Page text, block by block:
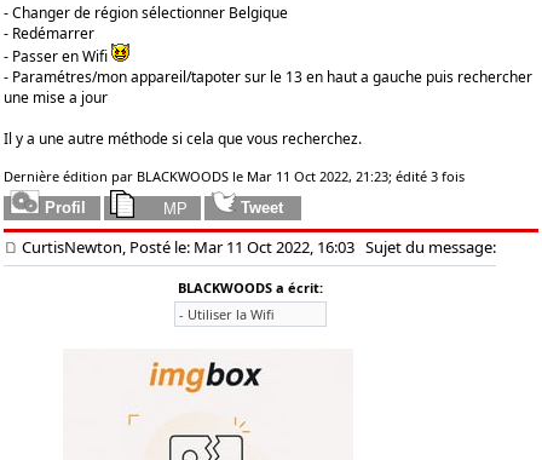
- Changer de région sélectionner Belgique
- Redémarrer
- Passer en Wifi
- Paramétres/mon appareil/tapoter sur le 13 en haut a gauche puis rechercher
une mise a jour
Il y a une autre méthode si cela que vous recherchez.
Dernière édition par BLACKWOODS le Mar 11 Oct 2022, 21:23; édité 3 fois
CurtisNewton, Posté le: Mar 11 Oct 2022, 16:03 Sujet du message:
BLACKWOODS a écrit:
- Utiliser la Wifi